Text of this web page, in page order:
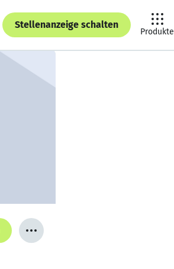
Stellenanzeige schalten
Produkte